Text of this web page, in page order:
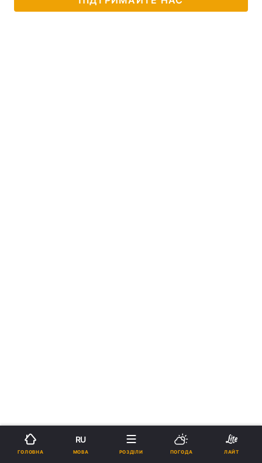
ГОЛОВНА
RU
МОВА РОЗДІЛИ ПОГОДА ЛАЙТ